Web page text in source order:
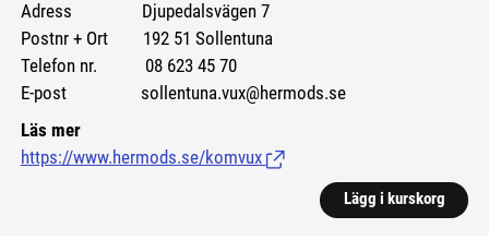
Adress Djupedalsvägen 7
Postnr + Ort 192 51 Sollentuna
Telefon nr. 08 623 45 70
E-post sollentuna.vux@hermods.se
Läs mer
https://www.hermods.se/komvux (Länk till extern sida.)
Lägg i kurskorg